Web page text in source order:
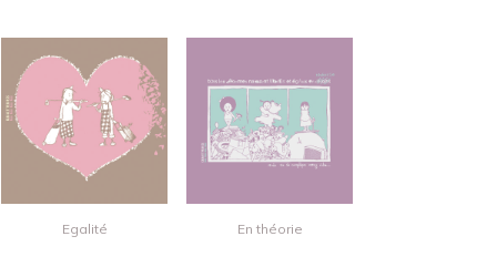
Egalité En théorie